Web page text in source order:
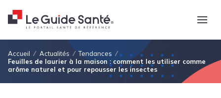
Fil d'Ariane
Accueil Actualités
Tendances
Feuilles de laurier à la maison : comment les utiliser comme
arôme naturel et pour repousser les insectes